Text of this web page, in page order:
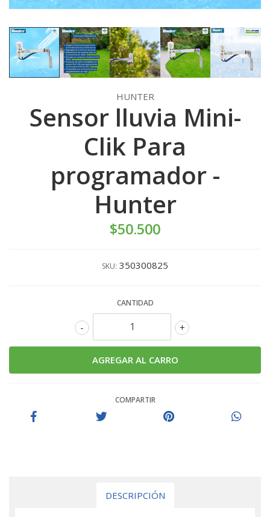
HUNTER
Sensor lluvia Mini-
Clik Para
programador -
Hunter
$50.500
SKU: 350300825
CANTIDAD
+
-
COMPARTIR
DESCRIPCIÓN